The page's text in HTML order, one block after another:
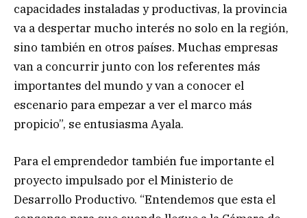
capacidades instaladas y productivas, la provincia
va a despertar mucho interés no solo en la región,
sino también en otros países. Muchas empresas
van a concurrir junto con los referentes más
importantes del mundo y van a conocer el
escenario para empezar a ver el marco más
propicio”, se entusiasma Ayala.
Para el emprendedor también fue importante el
proyecto impulsado por el Ministerio de
Desarrollo Productivo. “Entendemos que esta el